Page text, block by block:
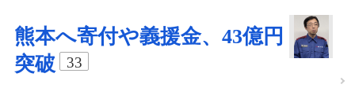
熊本へ寄付や義援金、43億円
突破
33